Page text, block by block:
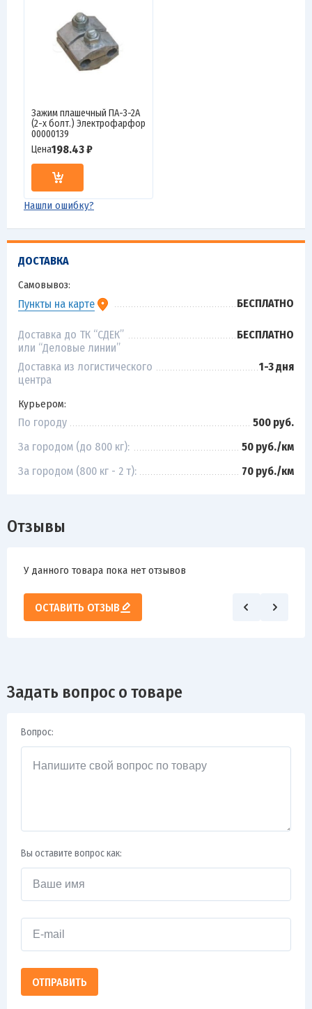
ДОСТАВКА
Самовывоз:
Пункты на карте БЕСПЛАТНО
Доставка до ТК “СДЕК”
или “Деловые линии”
БЕСПЛАТНО
Доставка из логистического
центра
1-3 дня
Курьером:
По городу
500 руб.
За городом (до 800 кг):
50 руб./км
За городом (800 кг - 2 т):
70 руб./км
Зажим плашечный ПА-3-2А
(2-х болт.) Электрофарфор
00000139
Цена198.43 ₽
Нашли ошибку?
Отзывы
У данного товара пока нет отзывов
ОСТАВИТЬ ОТЗЫВ
Задать вопрос о товаре
Вопрос:
Вы оставите вопрос как:
ОТПРАВИТЬ